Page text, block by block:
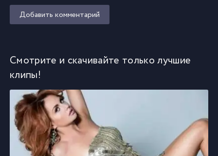
Добавить комментарий
Смотрите и скачивайте только лучшие
клипы!